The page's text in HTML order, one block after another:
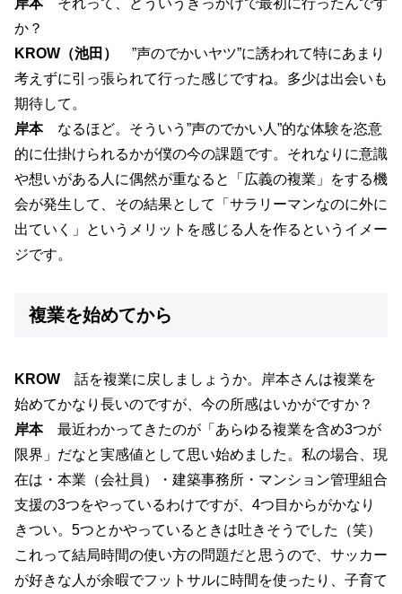
岸本それって、どういうきっかけで最初に行ったんです
か？
KROW（池田）
”声のでかいヤツ”に誘われて特にあまり
考えずに引っ張られて行った感じですね。多少は出会いも
期待して。
岸本なるほど。そういう”声のでかい人”的な体験を恣意
的に仕掛けられるかが僕の今の課題です。それなりに意識
や想いがある人に偶然が重なると「広義の複業」をする機
会が発生して、その結果として「サラリーマンなのに外に
出ていく」というメリットを感じる人を作るというイメー
ジです。
複業を始めてから
KROW 話を複業に戻しましょうか。岸本さんは複業を
始めてかなり長いのですが、今の所感はいかがですか？
岸本最近わかってきたのが「あらゆる複業を含め3つが
限界」だなと実感値として思い始めました。私の場合、現
在は・本業（会社員）・建築事務所・マンション管理組合
支援の3つをやっているわけですが、4つ目からがかなり
きつい。5つとかやっているときは吐きそうでした（笑）
これって結局時間の使い方の問題だと思うので、サッカー
が好きな人が余暇でフットサルに時間を使ったり、子育て